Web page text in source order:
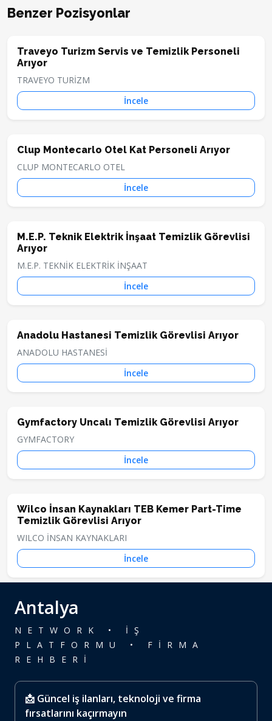
Benzer Pozisyonlar
Traveyo Turizm Servis ve Temizlik Personeli
Arıyor
TRAVEYO TURİZM
İncele
Clup Montecarlo Otel Kat Personeli Arıyor
CLUP MONTECARLO OTEL
İncele
M.E.P. Teknik Elektrik İnşaat Temizlik Görevlisi
Arıyor
M.E.P. TEKNİK ELEKTRİK İNŞAAT
İncele
Anadolu Hastanesi Temizlik Görevlisi Arıyor
ANADOLU HASTANESİ
İncele
Gymfactory Uncalı Temizlik Görevlisi Arıyor
GYMFACTORY
İncele
Wilco İnsan Kaynakları TEB Kemer Part-Time
Temizlik Görevlisi Arıyor
WILCO İNSAN KAYNAKLARI
İncele
Antalya
NETWORK • İŞ
PLATFORMU • FİRMA
REHBERİ
📩 Güncel iş ilanları, teknoloji ve firma
fırsatlarını kaçırmayın